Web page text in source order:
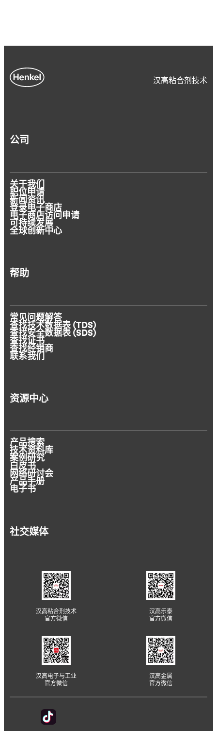
了解我们久经考验、值得信赖，面向电镀锌钢
的 BONDERITE
Ștefan Zwart 的创作源于激情与灵感的驱
动。我们向他提出挑战，要求他设计一件由冰
冷坚硬的金属制成的物品，但要传达出我们产
品组合及其背后开发人员的精神与灵魂。
在金属工业，受电动出行和可持续发展趋势的
推动，市场对铝材及其合金的需求激增。
BONDERITE
可持续表面处理成功案例
BSH 与汉高合作提高效率
为 Prince 量身打造的卓越品质
Prince Manufacturing 超越最严格的质量要
求
汉高粘合剂技术
公司
关于我们
职位申请
新闻资讯
登录电子商店
电子商店访问申请
可持续发展
全球创新中心
帮助
常见问题解答
查找技术数据表 (TDS)
查找安全数据表 (SDS)
查找证书
查找经销商
联系我们
资源中心
产品搜索
技术资料库
案例研究
白皮书
网络研讨会
产品手册
电子书
社交媒体
汉高粘合剂技术
官方微信
汉高乐泰
官方微信
汉高电子与工业
官方微信
汉高金属
官方微信